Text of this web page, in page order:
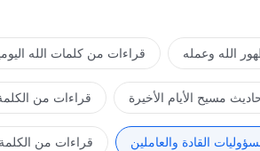
قراءات من كلمات الله
قراءات من الكلمة، المجلد 4:
قراءات من الكلمة، المجلد 6: